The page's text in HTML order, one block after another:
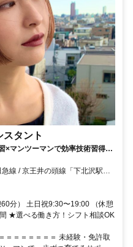
タント
×マンツーマンで効率技術習得／
分） 土日祝9:30〜19:00 （休憩
★選べる働き方！シフト相談OK
＝＝＝＝＝＝＝ 未経験・免許取